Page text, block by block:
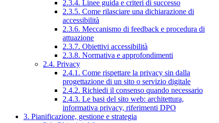
2.3.4. Linee guida e criteri di successo
2.3.5. Come rilasciare una dichiarazione di
accessibilità
2.3.6. Meccanismo di feedback e procedura di
attuazione
2.3.7. Obiettivi accessibilità
2.3.8. Normativa e approfondimenti
2.4. Privacy
2.4.1. Come rispettare la privacy sin dalla
progettazione di un sito o servizio digitale
2.4.2. Richiedi il consenso quando necessario
2.4.3. Le basi del sito web: architettura,
informativa privacy, riferimenti DPO
3. Pianificazione, gestione e strategia